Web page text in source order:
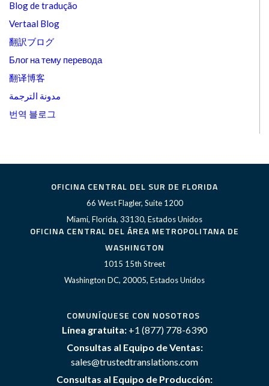
Blog de tradução
Vertaal Blog
翻訳ブログ
Блог на тему перевода
翻译博客
مدونة الترجمة
번역 블로그
OFICINA CENTRAL DEL SUR DE FLORIDA
66 West Flagler, Suite 1200
Miami, Florida, 33130, Estados Unidos
OFICINA CENTRAL DEL ÁREA METROPOLITANA DE
WASHINGTON
1015 15th Street
Washington DC, 20005, Estados Unidos
COMUNÍQUESE CON NOSOTROS
Línea gratuita: +1 (877) 778-6390
Consultas al Equipo de Ventas:
sales@trustedtranslations.com
Consultas al Equipo de Producción: